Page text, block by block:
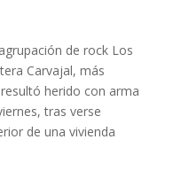
de rock Los
Carvajal, más
herido con arma
tras verse
de una vivienda